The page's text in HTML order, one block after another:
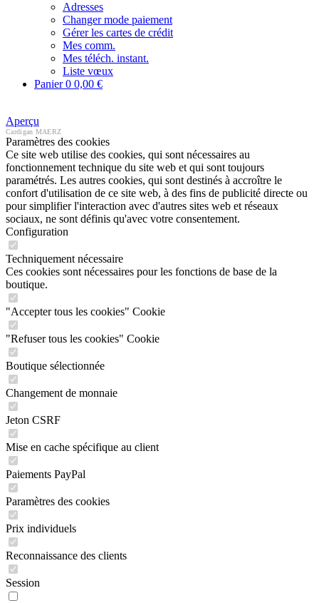
Adresses
Changer mode paiement
Gérer les cartes de crédit
Mes comm.
Mes téléch. instant.
Liste vœux
Panier0 0,00 €
Aperçu
Cardigan MAERZ
Paramètres des cookies
Ce site web utilise des cookies, qui sont nécessaires au
fonctionnement technique du site web et qui sont toujours
paramétrés. Les autres cookies, qui sont destinés à accroître le
confort d'utilisation de ce site web, à des fins de publicité directe ou
pour simplifier l'interaction avec d'autres sites web et réseaux
sociaux, ne sont définis qu'avec votre consentement.
Configuration
Techniquement nécessaire
Ces cookies sont nécessaires pour les fonctions de base de la
boutique.
"Accepter tous les cookies" Cookie
"Refuser tous les cookies" Cookie
Boutique sélectionnée
Changement de monnaie
Jeton CSRF
Mise en cache spécifique au client
Paiements PayPal
Paramètres des cookies
Prix individuels
Reconnaissance des clients
Session